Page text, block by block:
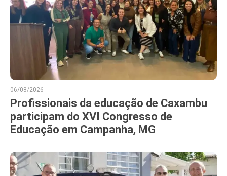
06/08/2026
Profissionais da educação de Caxambu
participam do XVI Congresso de
Educação em Campanha, MG